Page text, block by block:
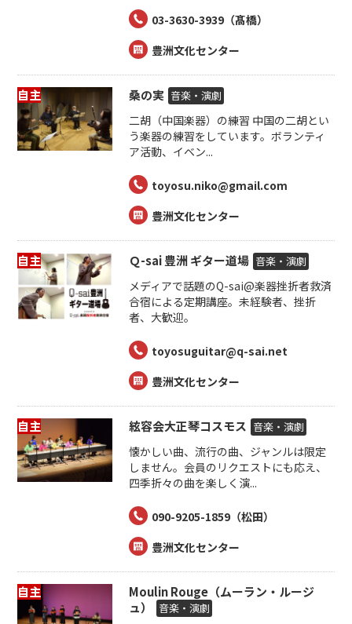
03-3630-3939（髙橋）
豊洲文化センター
自主 桑の実 音楽・演劇
二胡（中国楽器）の練習 中国の二胡とい
う楽器の練習をしています。ボランティ
ア活動、イベン...
toyosu.niko@gmail.com
豊洲文化センター
自主 Ｑ-sai 豊洲 ギター道場 音楽・演劇
メディアで話題のQ-sai@楽器挫折者救済
合宿による定期講座。未経験者、挫折
者、大歓迎。
toyosuguitar@q-sai.net
豊洲文化センター
自主 絃容会大正琴コスモス 音楽・演劇
懐かしい曲、流行の曲、ジャンルは限定
しません。会員のリクエストにも応え、
四季折々の曲を楽しく演...
090-9205-1859（松田）
豊洲文化センター
自主
Moulin Rouge（ムーラン・ルージ
ュ）
音楽・演劇